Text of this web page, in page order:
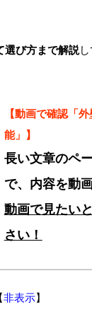
選び方まで解説し
【動画で確認「
能」】
長い文章のペ
で、内容を動
動画で見たい
さい！
非表示】